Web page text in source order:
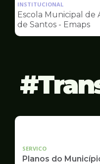
INSTITUCIONAL
Escola Municipal de
de Santos - Emaps
SERVICO
Planos do